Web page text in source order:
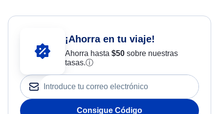
¡Ahorra en tu viaje!
Ahorra hasta $50sobre nuestras
tasas.ⓘ
Consigue Código